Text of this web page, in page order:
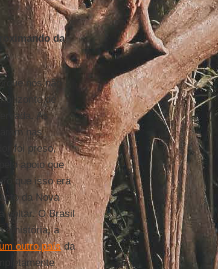
da
nós não
de
As
nas
foi preso,
apoio que
que isso era
da Nova
voltar. O Brasil
a história, a
outro paísda